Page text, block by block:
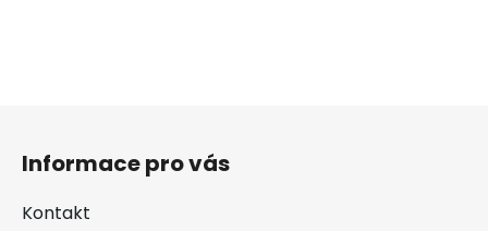
Informace pro vás
Kontakt